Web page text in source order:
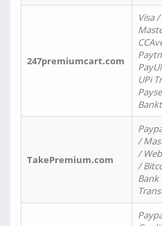
247premiumcart.com
Visa /
UPi
TakePremium.com
/
/
/
Bank